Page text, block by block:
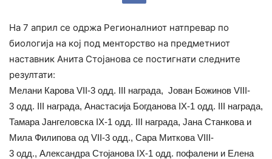
На 7 април се одржа Регионалниот натпревар по
биологија на кој под менторство на предметниот
наставник Анита Стојанова се постигнати следните
резултати:
Мелани Карова VII-3 одд. III награда, Јован Божинов VIII-
3 одд. III награда, Анастасија Богданова IX-1 одд. III награда,
Тамара Јангеловска IX-1 одд. III награда, Јана Станкова и
Мила Филипова од VII-3 одд., Сара Миткова VIII-
3 одд., Александра Стојанова IX-1 одд. пофалени и Елена